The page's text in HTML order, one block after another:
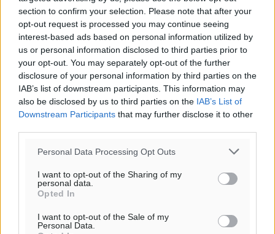
section to confirm your selection. Please note that after your
opt-out request is processed you may continue seeing
interest-based ads based on personal information utilized by
us or personal information disclosed to third parties prior to
your opt-out. You may separately opt-out of the further
disclosure of your personal information by third parties on the
IAB’s list of downstream participants. This information may
also be disclosed by us to third parties on the IAB’s List of
Downstream Participants that may further disclose it to other
Personal Data Processing Opt Outs
I want to opt-out of the Sharing of my
personal data.
Opted In
I want to opt-out of the Sale of my
Personal Data.
Κ. Σαββαΐδου: Ολα θα πάνε καλά με τα
έσοδα
Τη διαβεβαίωση ότι «όλα θα πάνε καλά» παρείχε η Γενική
Γραμματέας Δημοσίων Εσόδων Κατερίνα Σαββαΐδου,
απαντώντας σε ερώτηση για την κατάσταση στην οποία
βρίσκονται τα ...
03.04.15, 08:02